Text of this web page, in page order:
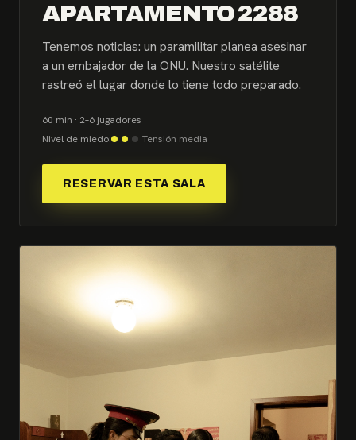
APARTAMENTO 2288
Tenemos noticias: un paramilitar planea asesinar
a un embajador de la ONU. Nuestro satélite
rastreó el lugar donde lo tiene todo preparado.
60 min · 2–6 jugadores
Nivel de miedo:
Tensión media
RESERVAR ESTA SALA